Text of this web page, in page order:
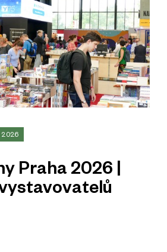
2026
Praha 2026 |